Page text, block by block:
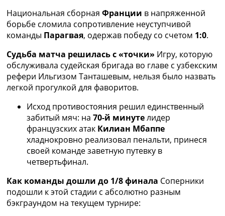
Рейтинги
Правила
Коллективный прогноз
Турниры
Чемпионат Мира
Украина. Премьер-Лига
Украина. Первая Лига
Лига Чемпионов
Англия. Премьер Лига
Испания. Ла Лига
Другие Турниры >>>
Таблицы
Таблицы групп Чемпионата Мира
Украина. Премьер-Лига
Украина. Первая Лига
Лига Чемпионов. Таблицы групп
Англия. Премьер-Лига
Испания. Ла Лига
Национальная сборная Франции в напряженной
борьбе сломила сопротивление неуступчивой
команды Парагвая, одержав победу со счетом 1:0.
Судьба матча решилась с «точки» Игру, которую
обслуживала судейская бригада во главе с узбекским
рефери Ильгизом Танташевым, нельзя было назвать
легкой прогулкой для фаворитов.
Исход противостояния решил единственный
забитый мяч: на 70-й минутелидер
французских атак Килиан Мбаппе
хладнокровно реализовал пенальти, принеся
своей команде заветную путевку в
четвертьфинал.
Как команды дошли до 1/8 финала Соперники
подошли к этой стадии с абсолютно разным
бэкграундом на текущем турнире: